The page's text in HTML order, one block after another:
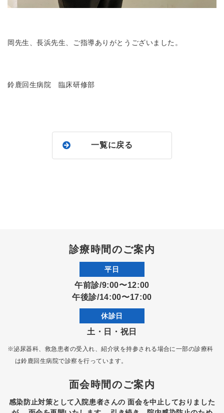
岡先生、長浜先生、ご指導ありがとうございました。
鈴鹿回生病院 臨床研修部
一覧に戻る
診療時間のご案内
平日
午前診/9:00〜12:00
午後診/14:00〜17:00
休診日
土・日・祝日
※泌尿器科、救急患者の受入れ、紹介状を持参される場合に一部の診療科
は鈴鹿回生病院で診察を行っています。
面会時間のご案内
感染防止対策として入院患者さんの面会を中止しておりました